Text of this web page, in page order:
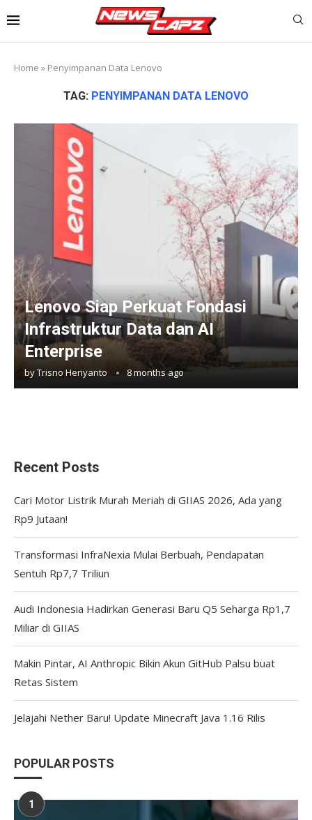
Home » Penyimpanan Data Lenovo
TAG: PENYIMPANAN DATA LENOVO
Lenovo Siap Perkuat Fondasi
Infrastruktur Data dan AI
Enterprise
byTrisno Heriyanto 8 months ago
Recent Posts
Cari Motor Listrik Murah Meriah di GIIAS 2026, Ada yang
Rp9 Jutaan!
Transformasi InfraNexia Mulai Berbuah, Pendapatan
Sentuh Rp7,7 Triliun
Audi Indonesia Hadirkan Generasi Baru Q5 Seharga Rp1,7
Miliar di GIIAS
Makin Pintar, AI Anthropic Bikin Akun GitHub Palsu buat
Retas Sistem
Jelajahi Nether Baru! Update Minecraft Java 1.16 Rilis
POPULAR POSTS
1